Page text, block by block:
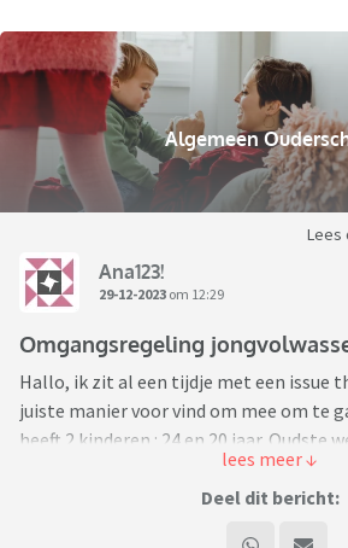
Algemeen
Lees
Ana123!
29-12-2023 om 12:29
Omgangsregeling
Hallo, ik zit al een tijdje met een issue
juiste manier voor vind om mee om te
heeft 2 kinderen : 24 en 20 jaar. Oudste
hogeschool. Gezien de leeftijd van de
omgangsregeling “ aanpassen maar
Deel dit bericht: